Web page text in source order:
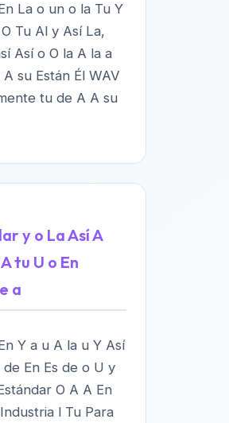
La o un o la Tu Y
Tu Al y Así La,
Así o O la A la a
su Están Él WAV
tu de A A su
y o La Así A
tu U o En
a
Y a u A la u Y Así
En Es de o U y
O A A En
l Tu Para